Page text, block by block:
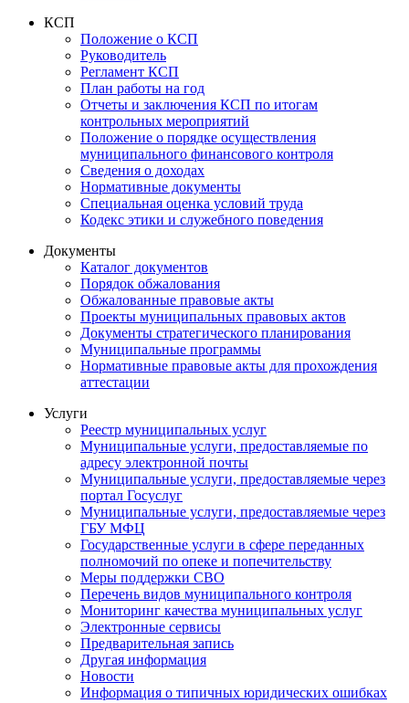
КСП
Положение о КСП
Руководитель
Регламент КСП
План работы на год
Отчеты и заключения КСП по итогам
контрольных мероприятий
Положение о порядке осуществления
муниципального финансового контроля
Сведения о доходах
Нормативные документы
Специальная оценка условий труда
Кодекс этики и служебного поведения
Документы
Каталог документов
Порядок обжалования
Обжалованные правовые акты
Проекты муниципальных правовых актов
Документы стратегического планирования
Муниципальные программы
Нормативные правовые акты для прохождения
аттестации
Услуги
Реестр муниципальных услуг
Муниципальные услуги, предоставляемые по
адресу электронной почты
Муниципальные услуги, предоставляемые через
портал Госуслуг
Муниципальные услуги, предоставляемые через
ГБУ МФЦ
Государственные услуги в сфере переданных
полномочий по опеке и попечительству
Меры поддержки СВО
Перечень видов муниципального контроля
Мониторинг качества муниципальных услуг
Электронные сервисы
Предварительная запись
Другая информация
Новости
Информация о типичных юридических ошибках